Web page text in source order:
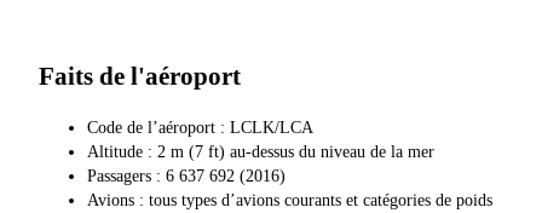
Faits de l'aéroport
Code de l’aéroport : LCLK/LCA
Altitude : 2 m (7 ft) au-dessus du niveau de la mer
Passagers : 6 637 692 (2016)
Avions : tous types d’avions courants et catégories de poids